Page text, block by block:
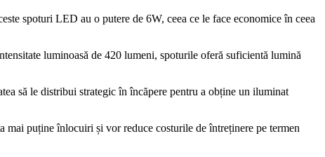
spoturi LED au o putere de 6W, ceea ce le face economice în ceea
luminoasă de 420 lumeni, spoturile oferă suficientă lumină
să le distribui strategic în încăpere pentru a obține un iluminat
mai puține înlocuiri și vor reduce costurile de întreținere pe termen